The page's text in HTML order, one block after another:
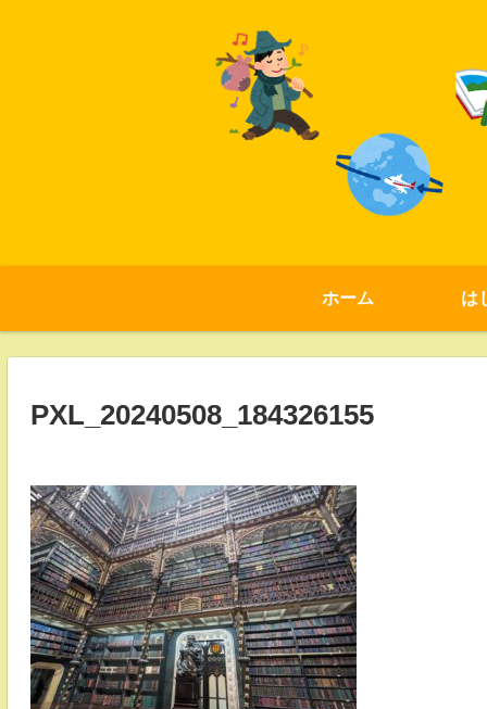
ホーム は
PXL_20240508_184326155